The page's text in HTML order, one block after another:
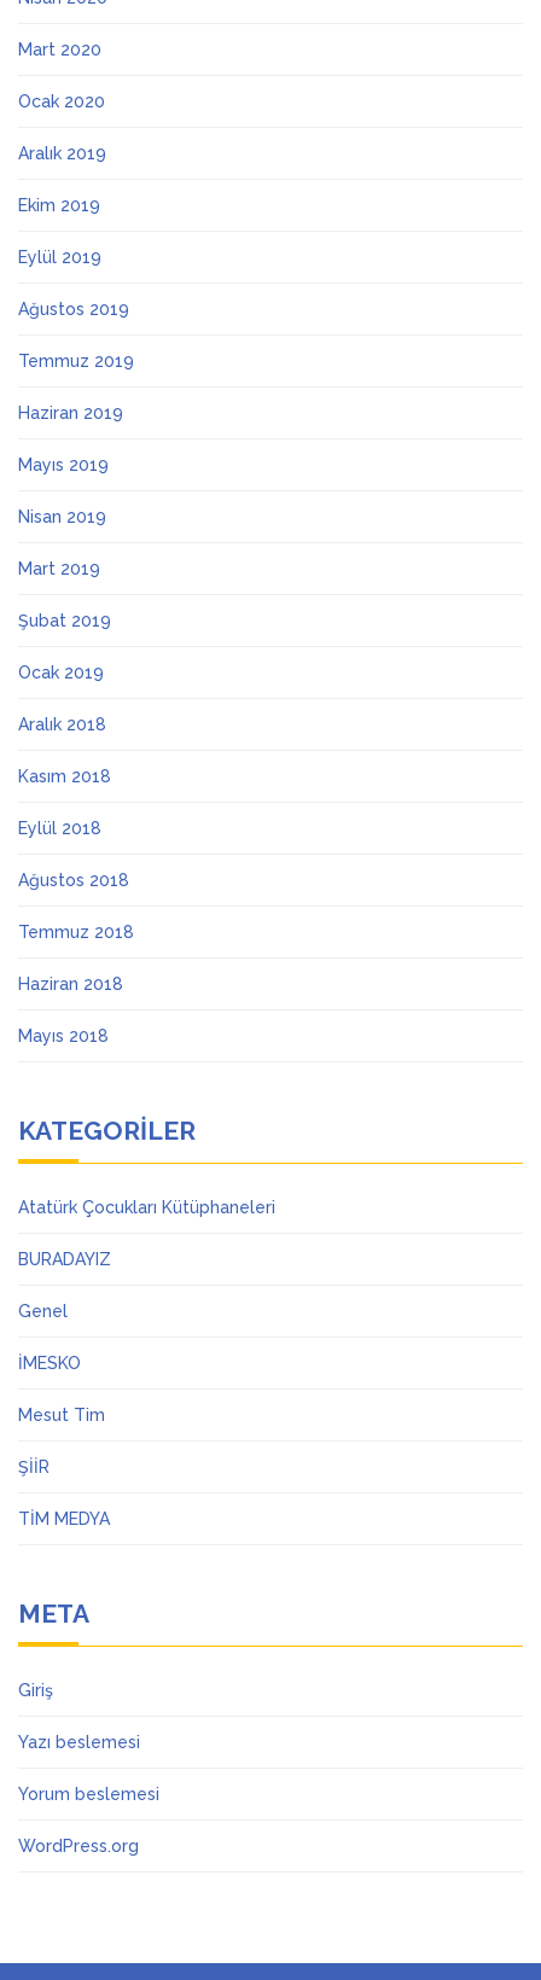
Mart 2020
Ocak 2020
Aralık 2019
Ekim 2019
Eylül 2019
Ağustos 2019
Temmuz 2019
Haziran 2019
Mayıs 2019
Nisan 2019
Mart 2019
Şubat 2019
Ocak 2019
Aralık 2018
Kasım 2018
Eylül 2018
Ağustos 2018
Temmuz 2018
Haziran 2018
Mayıs 2018
KATEGORILER
Atatürk Çocukları Kütüphaneleri
BURADAYIZ
Genel
İMESKO
Mesut Tim
ŞİİR
TİM MEDYA
META
Giriş
Yazı beslemesi
Yorum beslemesi
WordPress.org